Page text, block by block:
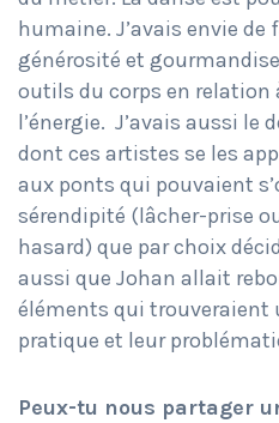
humaine. J’avais envie de
générosité et
outils du corps en relation
l’énergie. J’avais aussi le
dont ces artistes se les
aux ponts qui pouvaient
sérendipité (lâcher-prise
hasard) que par choix
aussi que Johan allait
éléments qui trouveraient
pratique et leur
Peux-tu nous partager